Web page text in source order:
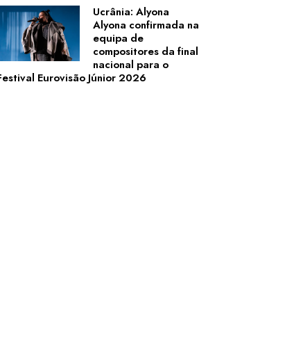
Ucrânia: Alyona
Alyona confirmada na
equipa de
compositores da final
nacional para o
Eurovisão Júnior 2026